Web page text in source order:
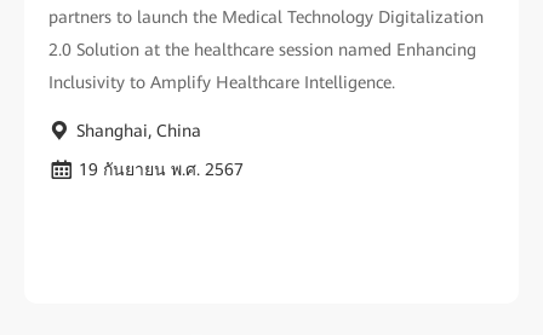
partners to launch the Medical Technology Digitalization
2.0 Solution at the healthcare session named Enhancing
Inclusivity to Amplify Healthcare Intelligence.
Shanghai, China
19 กันยายน พ.ศ. 2567